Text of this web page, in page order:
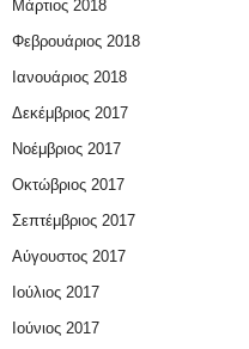
Μάρτιος 2018
Φεβρουάριος 2018
Ιανουάριος 2018
Δεκέμβριος 2017
Νοέμβριος 2017
Οκτώβριος 2017
Σεπτέμβριος 2017
Αύγουστος 2017
Ιούλιος 2017
Ιούνιος 2017